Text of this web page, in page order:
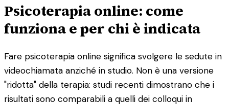
Psicoterapia online: come
funziona e per chi è indicata
Fare psicoterapia online significa svolgere le sedute in
videochiamata anziché in studio. Non è una versione
"ridotta" della terapia: studi recenti dimostrano che i
risultati sono comparabili a quelli dei colloqui in